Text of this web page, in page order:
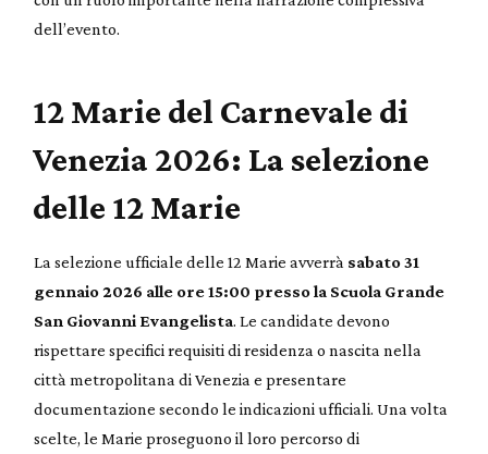
dell’evento.
12 Marie del Carnevale di
Venezia 2026: La selezione
delle 12 Marie
La selezione ufficiale delle 12 Marie avverrà sabato 31
gennaio 2026 alle ore 15:00 presso la Scuola Grande
San Giovanni Evangelista. Le candidate devono
rispettare specifici requisiti di residenza o nascita nella
città metropolitana di Venezia e presentare
documentazione secondo le indicazioni ufficiali. Una volta
scelte, le Marie proseguono il loro percorso di